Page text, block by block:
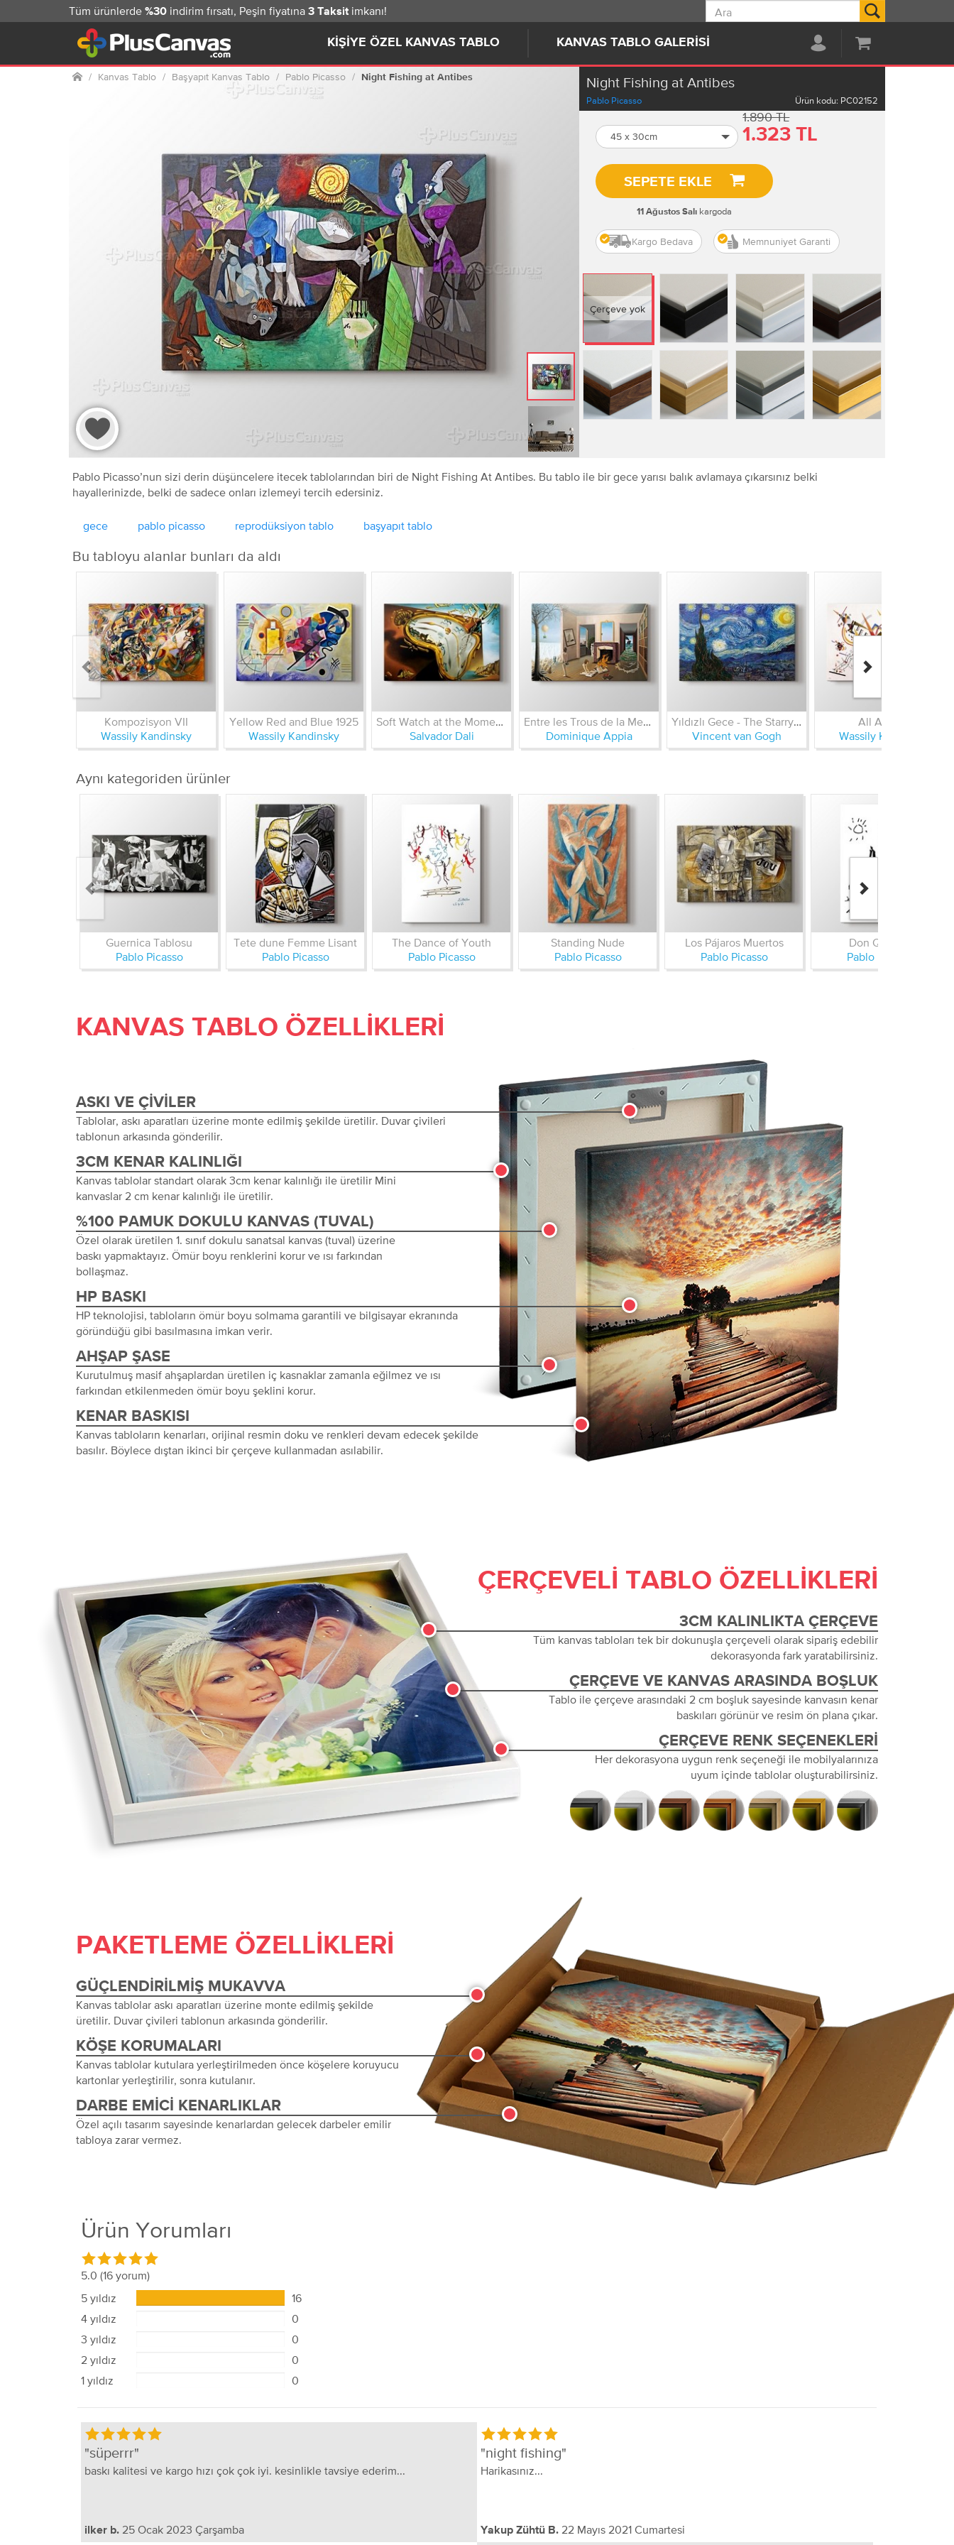
KIŞIYE ÖZEL KANVAS TABLO KANVAS TABLO GALERISI
Tüm ürünlerde %30 indirim fırsatı, Peşin fiyatına 3 Taksit imkanı!
Ana sayfa
Kanvas Tablo Başyapıt Kanvas Tablo Pablo Picasso Night Fishing at Antibes Night Fishing at Antibes
Pablo Picasso Ürün kodu: PC02152
45 x 30cm
1.890 TL
1.323 TL
SEPETE EKLE
11 Ağustos Salıkargoda
Kargo Bedava Memnuniyet Garanti
Çerçeve yok
Pablo Picasso’nun sizi derin düşüncelere itecek tablolarından biri de Night Fishing At Antibes. Bu tablo ile bir gece yarısı balık avlamaya çıkarsınız belki
hayallerinizde, belki de sadece onları izlemeyi tercih edersiniz.
gece pablo picasso reprodüksiyon tablo başyapıt tablo
Bu tabloyu alanlar bunları da aldı
Kompozisyon VII
Wassily Kandinsky
Yellow Red and Blue 1925
Wassily Kandinsky
Soft Watch at the Moment of First Explosion 1954
Salvador Dali
Entre les Trous de la Memoire
Dominique Appia
Yıldızlı Gece - The Starry Night
Vincent van Gogh
All Around
Wassily Kandinsky
Aynı kategoriden ürünler
Guernica Tablosu
Pablo Picasso
Tete dune Femme Lisant
Pablo Picasso
The Dance of Youth
Pablo Picasso
Standing Nude
Pablo Picasso
Los Pájaros Muertos
Pablo Picasso
Don Quixote
Pablo Picasso
KANVAS TABLO ÖZELLIKLERI
ASKI VE ÇIVILER
Tablolar, askı aparatları üzerine monte edilmiş şekilde üretilir. Duvar çivileri
tablonun arkasında gönderilir.
3CM KENAR KALINLIĞI
Kanvas tablolar standart olarak 3cm kenar kalınlığı ile üretilir Mini
kanvaslar 2 cm kenar kalınlığı ile üretilir.
%100 PAMUK DOKULU KANVAS (TUVAL)
Özel olarak üretilen 1. sınıf dokulu sanatsal kanvas (tuval) üzerine
baskı yapmaktayız. Ömür boyu renklerini korur ve ısı farkından
bollaşmaz.
HP BASKI
HP teknolojisi, tabloların ömür boyu solmama garantili ve bilgisayar ekranında
göründüğü gibi basılmasına imkan verir.
AHŞAP ŞASE
Kurutulmuş masif ahşaplardan üretilen iç kasnaklar zamanla eğilmez ve ısı
farkından etkilenmeden ömür boyu şeklini korur.
KENAR BASKISI
Kanvas tabloların kenarları, orijinal resmin doku ve renkleri devam edecek şekilde
basılır. Böylece dıştan ikinci bir çerçeve kullanmadan asılabilir.
ÇERÇEVELI TABLO ÖZELLIKLERI
3CM KALINLIKTA ÇERÇEVE
Tüm kanvas tabloları tek bir dokunuşla çerçeveli olarak sipariş edebilir
dekorasyonda fark yaratabilirsiniz.
ÇERÇEVE VE KANVAS ARASINDA BOŞLUK
Tablo ile çerçeve arasındaki 2 cm boşluk sayesinde kanvasın kenar
baskıları görünür ve resim ön plana çıkar.
ÇERÇEVE RENK SEÇENEKLERI
Her dekorasyona uygun renk seçeneği ile mobilyalarınıza
uyum içinde tablolar oluşturabilirsiniz.
PAKETLEME ÖZELLIKLERI
GÜÇLENDIRILMIŞ MUKAVVA
Kanvas tablolar askı aparatları üzerine monte edilmiş şekilde
üretilir. Duvar çivileri tablonun arkasında gönderilir.
KÖŞE KORUMALARI
Kanvas tablolar kutulara yerleştirilmeden önce köşelere koruyucu
kartonlar yerleştirilir, sonra kutulanır.
DARBE EMICI KENARLIKLAR
Özel açılı tasarım sayesinde kenarlardan gelecek darbeler emilir
tabloya zarar vermez.
Ürün Yorumları
5.0 (16 yorum)
5 yıldız
16
4 yıldız
0
3 yıldız
0
2 yıldız
0
1 yıldız
0
süperrr
baskı kalitesi ve kargo hızı çok çok iyi. kesinlikle tavsiye ederim...
ilker b. 25 Ocak 2023 Çarşamba
night fishing
Harikasınız...
Yakup Zühtü B. 22 Mayıs 2021 Cumartesi